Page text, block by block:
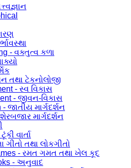
- વક્તુત્વ કળા
તથા ટેકનોલોજી
- સ્વ વિકાસ
- જીવન-વિકાસ
જાતીય માર્ગદર્શન
માર્ગદર્શન
વાર્તા
ગીતો તથા લોકગીતો
- રમત ગમત તથા ખેલ કૂદ
- અનુવાદ